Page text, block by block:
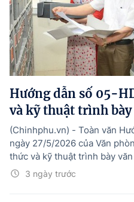
Doanh nghiệp hiến kế
Chính sách và cuộc sống
Hướng dẫn thực hiện
Phát triển kinh tế tư nhân
Ocop và chuỗi giá trị Nông
Kinh tế tư nhân
Hướng dẫn số 05-
và kỹ thuật trình
3 ngày trước
(Chinhphu.vn) - Toàn văn
ngày 27/5/2026 của Văn
thức và kỹ thuật trình bày